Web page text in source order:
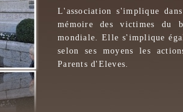
L'association s'implique
mémoire des victimes du
mondiale. Elle s'implique
selon ses moyens les
Parents d'Eleves.